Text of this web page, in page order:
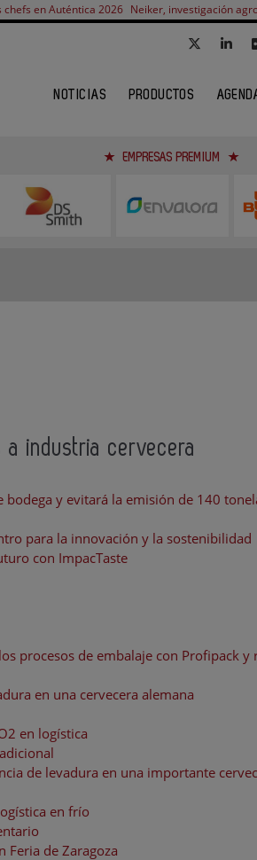
chefs en Auténtica 2026 Neiker, investigación
NOTICIAS PRODUCTOS
EMPRESAS PREMIUM
industria cervecera
y evitará la emisión de 140
para la innovación y la sostenibilidad
con ImpacTaste
procesos de embalaje con Profipack y
en una cervecera alemana
en logística
de levadura en una importante
en frío
Feria de Zaragoza